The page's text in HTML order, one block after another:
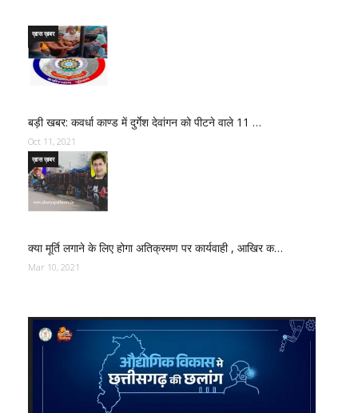
बड़ी खबर: कवर्धा काण्ड में दुर्गेश देवांगन को पीटने वाले 11 …
ख़ास ख़बर
Oct 11, 2021
क्या मूर्ति लगाने के लिए होगा अतिक्रमण पर कार्यवाही , आखिर क…
ख़ास ख़बर
Mar 10, 2021